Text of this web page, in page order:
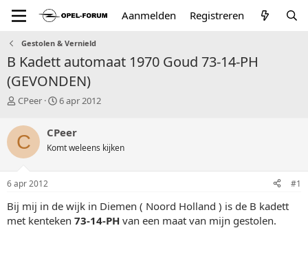
Aanmelden Registreren
Gestolen & Vernield
B Kadett automaat 1970 Goud 73-14-PH
(GEVONDEN)
T
p
i
c
s
a
t
e
CPeer
S
r
t
a
m
6 apr 2012
C CPeer
Komt weleens kijken
6 apr 2012 #1
Bij mij in de wijk in Diemen ( Noord Holland ) is de B kadett
met kenteken 73-14-PH van een maat van mijn gestolen.